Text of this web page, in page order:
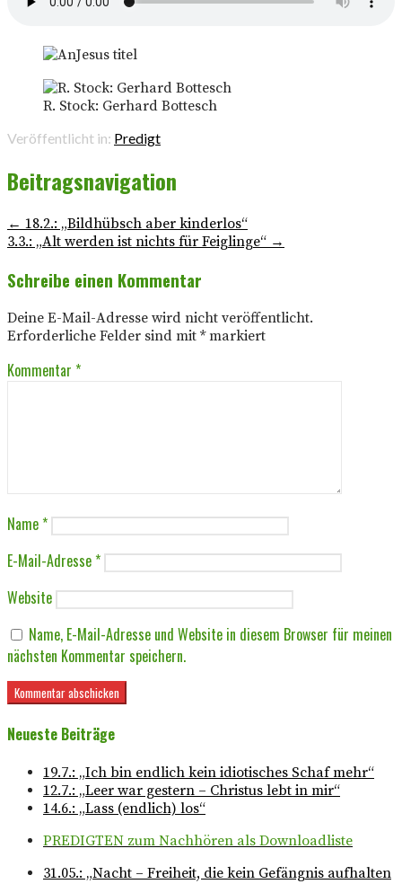
R. Stock: Gerhard Bottesch
Veröffentlicht in: Predigt
Beitragsnavigation
← 18.2.: „Bildhübsch aber kinderlos“
3.3.: „Alt werden ist nichts für Feiglinge“ →
Schreibe einen Kommentar
Deine E-Mail-Adresse wird nicht veröffentlicht.
Erforderliche Felder sind mit *markiert
Kommentar *
Name*
E-Mail-Adresse*
Website
Name, E-Mail-Adresse und Website in diesem Browser für meinen
nächsten Kommentar speichern.
Neueste Beiträge
19.7.: „Ich bin endlich kein idiotisches Schaf mehr“
12.7.: „Leer war gestern – Christus lebt in mir“
14.6.: „Lass (endlich) los“
PREDIGTEN zum Nachhören als Downloadliste
31.05.: „Nacht – Freiheit, die kein Gefängnis aufhalten